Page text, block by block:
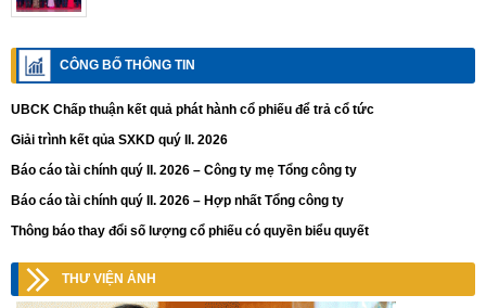
CÔNG BỐ THÔNG TIN
UBCK Chấp thuận kết quả phát hành cổ phiếu để trả cổ tức
Giải trình kết qủa SXKD quý II. 2026
Báo cáo tài chính quý II. 2026 – Công ty mẹ Tổng công ty
Báo cáo tài chính quý II. 2026 – Hợp nhất Tổng công ty
Thông báo thay đổi số lượng cổ phiếu có quyền biểu quyết
THƯ VIỆN ẢNH